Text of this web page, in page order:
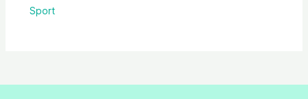
Sport